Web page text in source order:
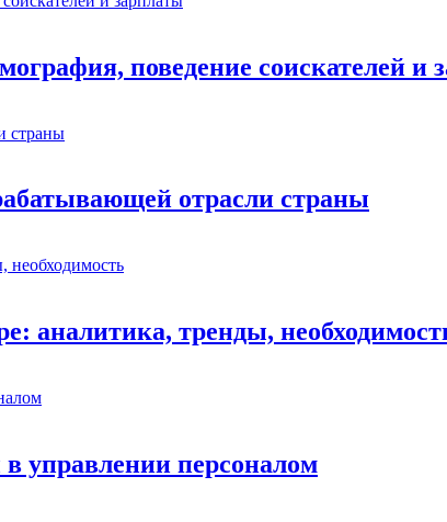
поведение соискателей и
отрасли страны
аналитика, тренды,
управлении персоналом